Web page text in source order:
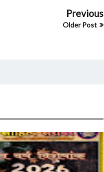
Previous
Older Post